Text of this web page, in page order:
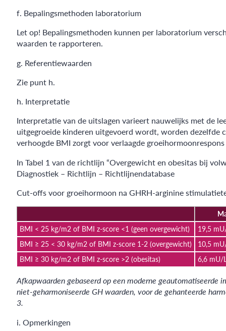
f. Bepalingsmethoden laboratorium
Let op! Bepalingsmethoden kunnen per laboratorium
waarden te rapporteren.
g. Referentiewaarden
Zie punt h.
h. Interpretatie
Interpretatie van de uitslagen varieert nauwelijks met de
uitgegroeide kinderen uitgevoerd wordt, worden dezelfde
verhoogde BMI zorgt voor verlaagde
In Tabel 1 van de richtlijn “Overgewicht en obesitas bij
Diagnostiek – Richtlijn – Richtlijnendatabase
Cut-offs voor groeihormoon na GHRH-arginine
BMI < 25 kg/m2 of BMI z-score <1 (geen overgewicht)
19,5
BMI ≥ 25 < 30 kg/m2 of BMI z-score 1-2 (overgewicht)
10,5
BMI ≥ 30 kg/m2 of BMI z-score >2 (obesitas)
6,6 mU/
Afkapwaarden gebaseerd op een moderne geautomatiseerde
niet-geharmoniseerde GH waarden, voor de gehanteerde
3.
i. Opmerkingen